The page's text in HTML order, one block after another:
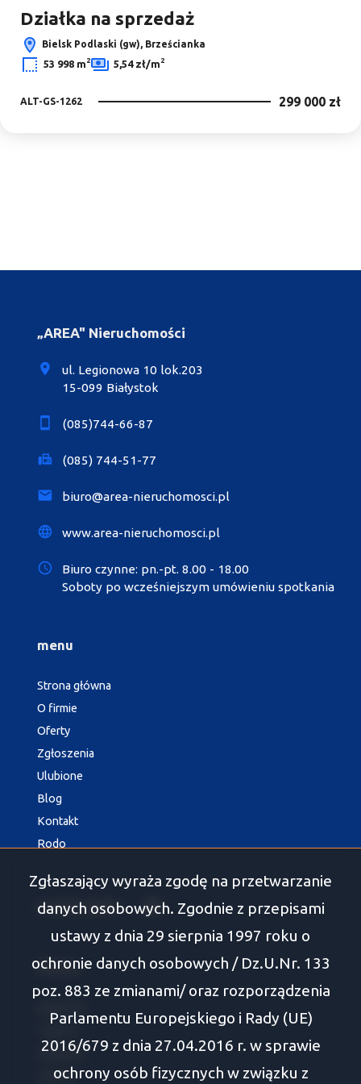
Działka na sprzedaż
Bielsk Podlaski (gw), Brześcianka
53 998 m2 5,54 zł/m2
ALT-GS-1262 299 000 zł
„AREA" Nieruchomości
ul. Legionowa 10 lok.203
15-099 Białystok
(085)744-66-87
(085) 744-51-77
biuro@area-nieruchomosci.pl
www.area-nieruchomosci.pl
Biuro czynne: pn.-pt. 8.00 - 18.00
Soboty po wcześniejszym umówieniu spotkania
menu
Strona główna
O firmie
Oferty
Zgłoszenia
Ulubione
Blog
Kontakt
Rodo
social media Facebook
Oferty
Wasilków
Supraśl
Zgłaszający wyraża zgodę na przetwarzanie
danych osobowych. Zgodnie z przepisami
ustawy z dnia 29 sierpnia 1997 roku o
ochronie danych osobowych / Dz.U.Nr. 133
poz. 883 ze zmianami/ oraz rozporządzenia
Parlamentu Europejskiego i Rady (UE)
2016/679 z dnia 27.04.2016 r. w sprawie
ochrony osób fizycznych w związku z